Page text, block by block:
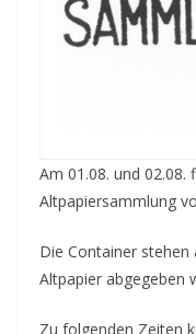
Am 01.08. und 02.08.
Altpapiersammlung
Die Container
Altpapier abgegeben
Zu folgenden Zeiten